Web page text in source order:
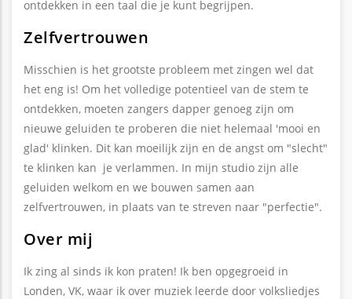
ontdekken in een taal die je kunt begrijpen.
Zelfvertrouwen
Misschien is het grootste probleem met zingen wel dat
het eng is! Om het volledige potentieel van de stem te
ontdekken, moeten zangers dapper genoeg zijn om
nieuwe geluiden te proberen die niet helemaal 'mooi en
glad' klinken. Dit kan moeilijk zijn en de angst om "slecht"
te klinken kan je verlammen. In mijn studio zijn alle
geluiden welkom en we bouwen samen aan
zelfvertrouwen, in plaats van te streven naar "perfectie".
Over mij
Ik zing al sinds ik kon praten! Ik ben opgegroeid in
Londen, VK, waar ik over muziek leerde door volksliedjes